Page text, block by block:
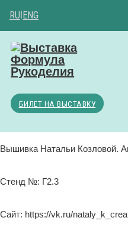
RU ENG
БИЛЕТ НА ВЫСТАВКУ
Вышивка Натальи Козловой.
Стенд №: Г2.3
Сайт: https://vk.ru/